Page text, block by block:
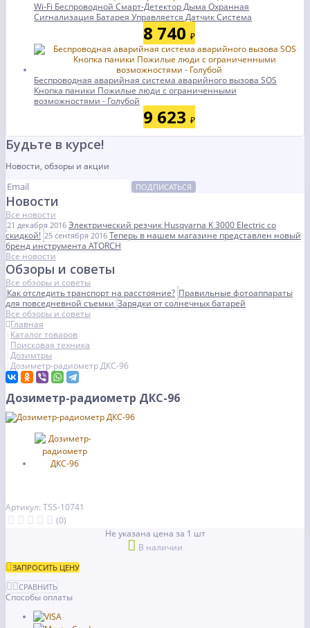
Wi-Fi Беспроводной Смарт-Детектор Дыма Охранная
Сигнализация Батарея Управляется Датчик Система
8 740 ₽
Беспроводная аварийная система аварийного вызова SOS
Кнопка паники Пожилые люди с ограниченными
возможностями - Голубой
9 623 ₽
Будьте в курсе!
Новости, обзоры и акции
ПОДПИСАТЬСЯ
Новости
Все новости
21 декабря 2016 Электрический резчик Husqvarna K 3000 Electric со
скидкой! 25 сентября 2016 Теперь в нашем магазине представлен новый
бренд инструмента ATORCH
Все новости
Обзоры и советы
Все обзоры и советы
Как отследить транспорт на расстояние? Правильные фотоаппараты
для повседневной съемкиЗарядки от солнечных батарей
Все обзоры и советы
Главная
Каталог товаров
Поисковая техника
Дозимтры
Дозиметр-радиометр ДКС-96
Дозиметр-радиометр ДКС-96
Артикул: TSS-10741
(0)
Не указана цена за 1 шт
В наличии
ЗАПРОСИТЬ ЦЕНУ
СРАВНИТЬ
Способы оплаты